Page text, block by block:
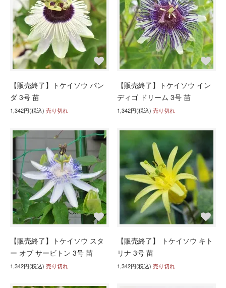
【販売終了】トケイソウ パン
ダ 3号 苗
1,342円(税込) 売り切れ
【販売終了】トケイソウ イン
ディゴ ドリーム 3号 苗
1,342円(税込) 売り切れ
【販売終了】トケイソウ スタ
ー オブ サービトン 3号 苗
1,342円(税込) 売り切れ
【販売終了】 トケイソウ キト
リナ 3号 苗
1,342円(税込) 売り切れ